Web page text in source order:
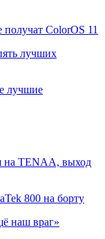
ColorOS 11
лучших
лучшие
на TENAA, выход
800 на борту
наш враг»